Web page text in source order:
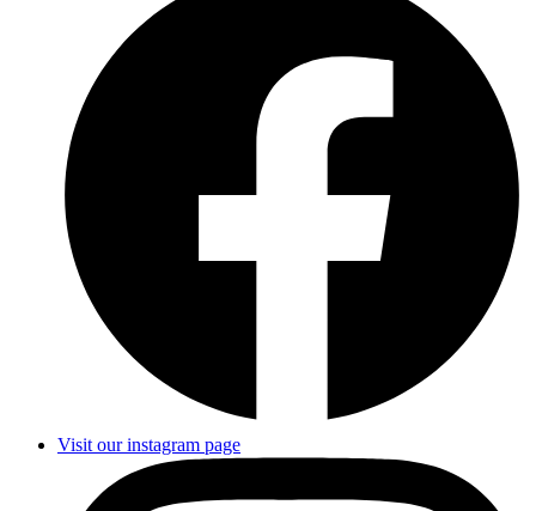
Visit our instagram page